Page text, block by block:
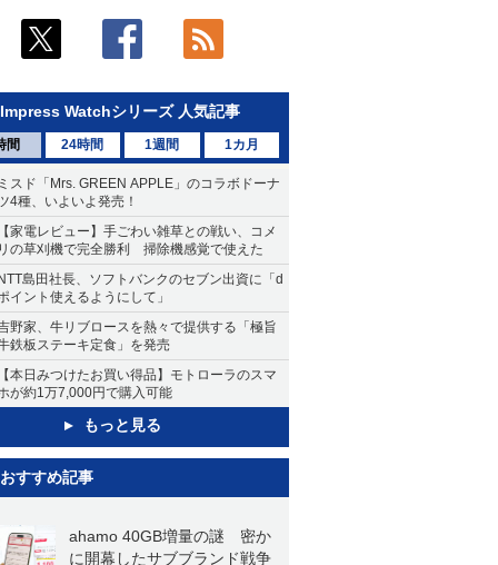
Impress Watchシリーズ 人気記事
間 24時間 1週間 1カ月
スド「Mrs. GREEN APPLE」のコラボドーナ
4種、いよいよ発売！
家電レビュー】手ごわい雑草との戦い、コメ
の草刈機で完全勝利 掃除機感覚で使えた
島田社長、ソフトバンクのセブン出資に「d
イント使えるようにして」
野家、牛リブロースを熱々で提供する「極旨
鉄板ステーキ定食」を発売
本日みつけたお買い得品】モトローラのスマ
が約1万7,000円で購入可能
もっと見る
おすすめ記事
ahamo 40GB増量の謎 密か
に開幕したサブブランド戦争